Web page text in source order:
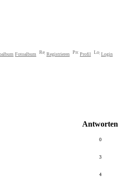
Fotoalbum Registrieren Profil Login
Antworten
0
3
4